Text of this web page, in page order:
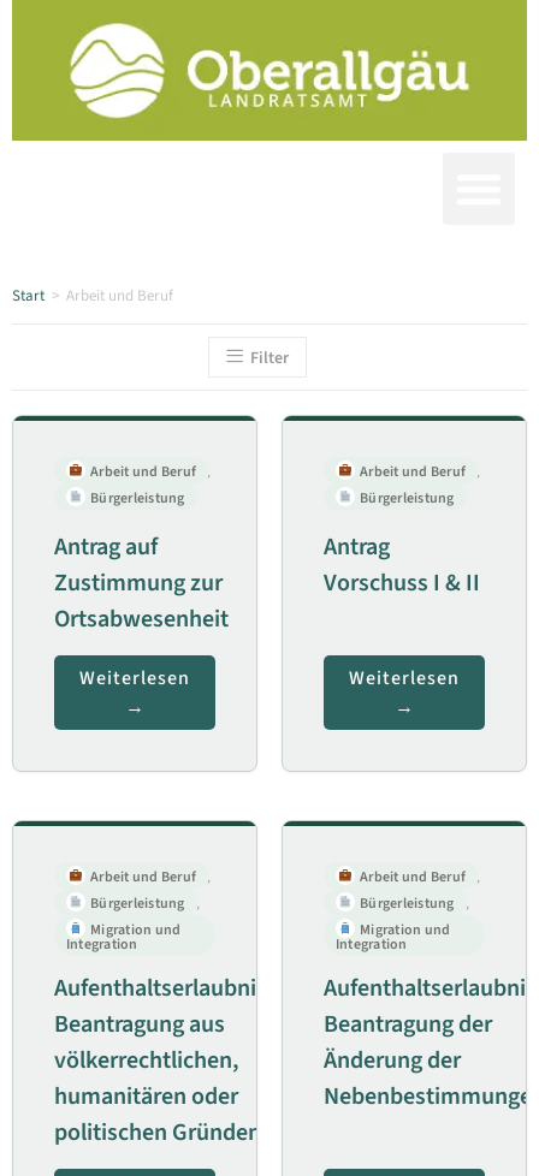
Start > Arbeit und Beruf
Filter
Arbeit und Beruf ,
Bürgerleistung
Antrag auf
Zustimmung zur
Ortsabwesenheit
Weiterlesen
Arbeit und Beruf ,
Bürgerleistung
Antrag
Vorschuss I & II
Weiterlesen
Arbeit und Beruf ,
Bürgerleistung
,
Migration und
Integration
Aufenthaltserlaubnis;
Beantragung aus
völkerrechtlichen,
humanitären oder
politischen Gründen
Arbeit und Beruf ,
Bürgerleistung
,
Migration und
Integration
Beantragung der
Änderung der